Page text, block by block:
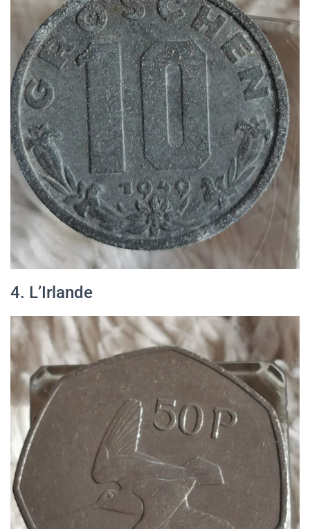
4. L’Irlande